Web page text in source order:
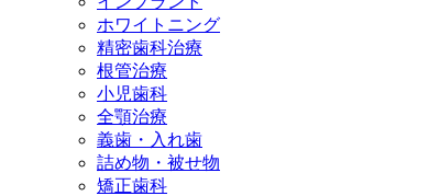
ホワイトニング
精密歯科治療
根管治療
小児歯科
全顎治療
義歯・入れ歯
詰め物・被せ物
矯正歯科